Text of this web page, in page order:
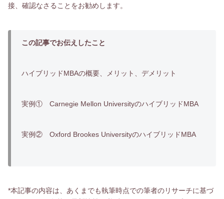
接、確認なさることをお勧めします。
この記事でお伝えしたこと
ハイブリッドMBAの概要、メリット、デメリット
実例① Carnegie Mellon UniversityのハイブリッドMBA
実例② Oxford Brookes UniversityのハイブリッドMBA
*本記事の内容は、あくまでも執筆時点での筆者のリサーチに基づ